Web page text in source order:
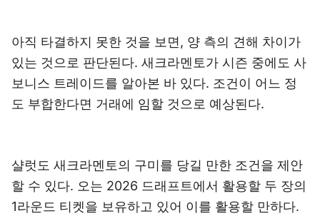
아직 타결하지 못한 것을 보면, 양 측의 견해 차이가
있는 것으로 판단된다. 새크라멘토가 시즌 중에도 사
보니스 트레이드를 알아본 바 있다. 조건이 어느 정
도 부합한다면 거래에 임할 것으로 예상된다.
샬럿도 새크라멘토의 구미를 당길 만한 조건을 제안
할 수 있다. 오는 2026 드래프트에서 활용할 두 장의
1라운드 티켓을 보유하고 있어 이를 활용할 만하다.